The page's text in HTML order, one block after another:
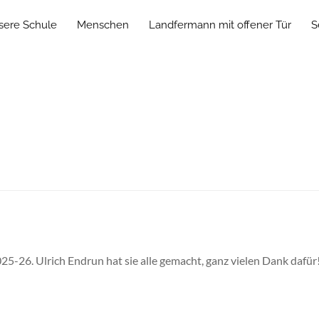
Schule Menschen Landfermann mit offener Tür
26. Ulrich Endrun hat sie alle gemacht, ganz vielen Dank